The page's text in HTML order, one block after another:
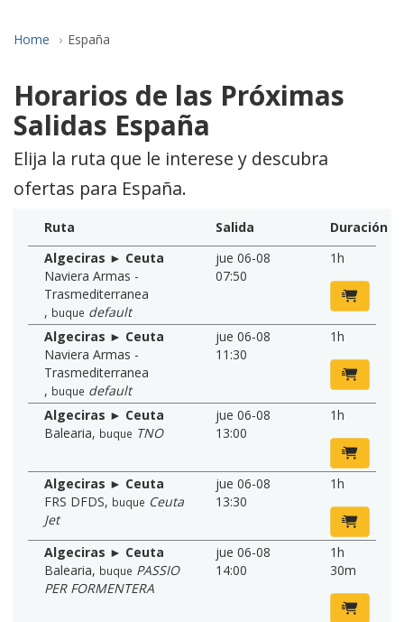
Home España
Horarios de las Próximas
Salidas España
Elija la ruta que le interese y descubra
ofertas para España.
Ruta Salida
Duración
Algeciras ► Ceuta
Naviera Armas -
Trasmediterranea
, buque default
jue 06-08
07:50
1h
Algeciras ► Ceuta
Naviera Armas -
Trasmediterranea
, buque default
jue 06-08
11:30
1h
Algeciras ► Ceuta
Balearia, buque TNO
jue 06-08
13:00
1h
Algeciras ► Ceuta
FRS DFDS, buque Ceuta
Jet
jue 06-08
13:30
1h
Algeciras ► Ceuta
Balearia, buque PASSIO
PER FORMENTERA
jue 06-08
14:00
1h
30m